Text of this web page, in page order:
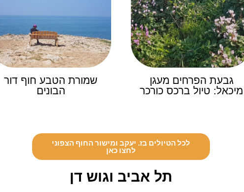
גבעת הפרחים מעגן
מיכאל: טיול ברכס כורכר
שמורת הטבע חוף דור
הבונים
לכל הטיולים בז. יעקב ומישור החוף הצפוני
לחצו כאן
תל אביב וגוש דן